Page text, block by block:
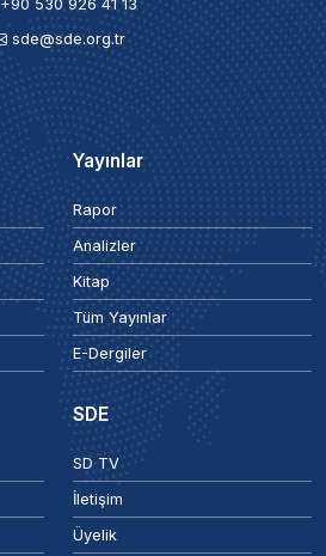
+90 530 926 41 13
sde@sde.org.tr
Yayınlar
Rapor
Analizler
Kitap
Tüm Yayınlar
E-Dergiler
SDE
SD TV
İletişim
Üyelik